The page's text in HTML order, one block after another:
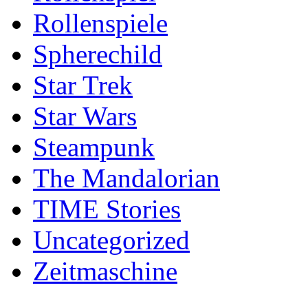
Rollenspiele
Spherechild
Star Trek
Star Wars
Steampunk
The Mandalorian
TIME Stories
Uncategorized
Zeitmaschine